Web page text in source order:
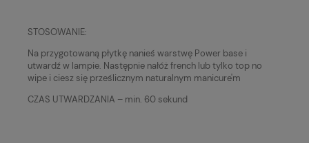
STOSOWANIE:
Na przygotowaną płytkę nanieś warstwę Power base i
utwardź w lampie. Następnie nałóż french lub tylko top no
wipe i ciesz się prześlicznym naturalnym manicure'm
CZAS UTWARDZANIA – min. 60 sekund